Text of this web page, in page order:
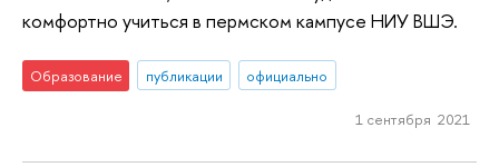
комфортно учиться в пермском кампусе НИУ ВШЭ.
Образование публикации официально
1 сентября 2021